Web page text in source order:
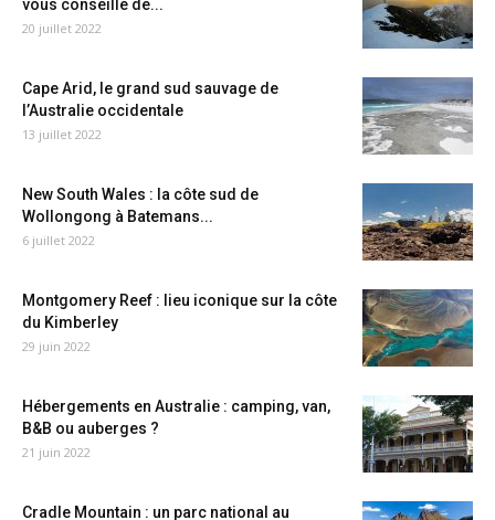
vous conseille de...
20 juillet 2022
Cape Arid, le grand sud sauvage de
l’Australie occidentale
13 juillet 2022
New South Wales : la côte sud de
Wollongong à Batemans...
6 juillet 2022
Montgomery Reef : lieu iconique sur la côte
du Kimberley
29 juin 2022
Hébergements en Australie : camping, van,
B&B ou auberges ?
21 juin 2022
Cradle Mountain : un parc national au